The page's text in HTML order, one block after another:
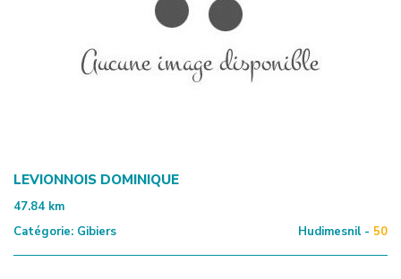
LEVIONNOIS DOMINIQUE
47.84 km
Catégorie: Gibiers Hudimesnil - 50